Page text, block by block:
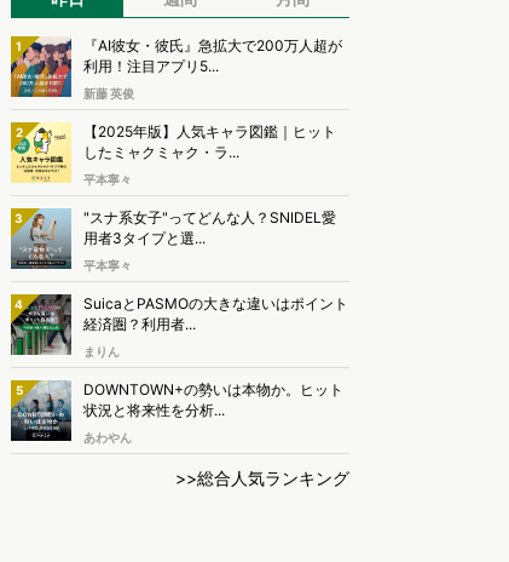
1
『AI彼女・彼氏』急拡大で200万人超が
利用！注目アプリ5...
新藤 英俊
2
【2025年版】人気キャラ図鑑｜ヒット
したミャクミャク・ラ...
平本寧々
3
"スナ系女子"ってどんな人？SNIDEL愛
用者3タイプと選...
平本寧々
4
SuicaとPASMOの大きな違いはポイント
経済圏？利用者...
まりん
5
DOWNTOWN+の勢いは本物か。ヒット
状況と将来性を分析...
あわやん
>>総合人気ランキング